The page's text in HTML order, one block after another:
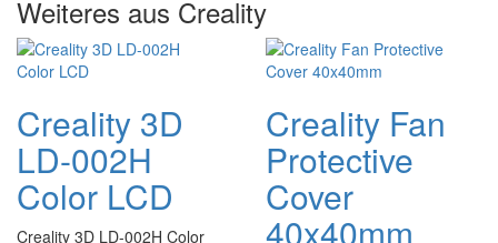
Weiteres aus Creality
Creality 3D
LD-002H
Color LCD
Creality 3D LD-002H Color
Creality Fan
Protective
Cover
40x40mm